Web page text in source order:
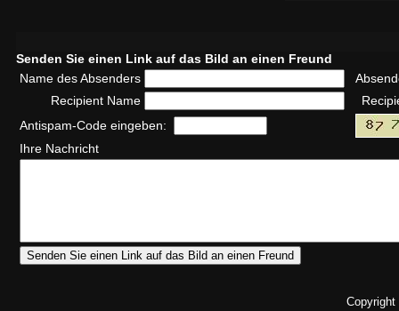
Senden Sie einen Link auf das Bild an einen Freund
Name des Absenders
Recipient Name
Antispam-Code eingeben:
Ihre Nachricht